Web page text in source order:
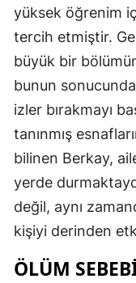
yüksek öğrenim
tercih etmiştir.
büyük bir
bunun
izler bırakmayı
tanınmış
bilinen Berkay,
yerde
değil, aynı
kişiyi derinden
ÖLÜM